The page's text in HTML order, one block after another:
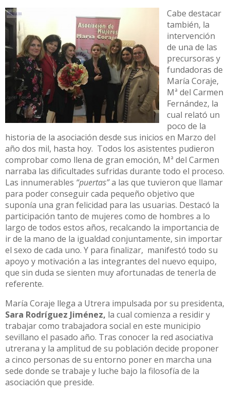
Cabe destacar
también, la
intervención
de una de las
precursoras y
fundadoras de
María Coraje,
Mª del Carmen
Fernández, la
cual relató un
poco de la
historia de la asociación desde sus inicios en Marzo del
año dos mil, hasta hoy. Todos los asistentes pudieron
comprobar como llena de gran emoción, Mª del Carmen
narraba las dificultades sufridas durante todo el proceso.
Las innumerables “puertas”a las que tuvieron que llamar
para poder conseguir cada pequeño objetivo que
suponía una gran felicidad para las usuarias. Destacó la
participación tanto de mujeres como de hombres a lo
largo de todos estos años, recalcando la importancia de
ir de la mano de la igualdad conjuntamente, sin importar
el sexo de cada uno. Y para finalizar, manifestó todo su
apoyo y motivación a las integrantes del nuevo equipo,
que sin duda se sienten muy afortunadas de tenerla de
referente.
María Coraje llega a Utrera impulsada por su presidenta,
Sara Rodríguez Jiménez, la cual comienza a residir y
trabajar como trabajadora social en este municipio
sevillano el pasado año. Tras conocer la red asociativa
utrerana y la amplitud de su población decide proponer
a cinco personas de su entorno poner en marcha una
sede donde se trabaje y luche bajo la filosofía de la
asociación que preside.